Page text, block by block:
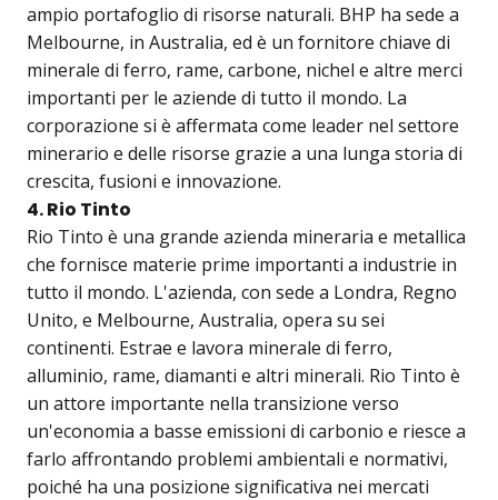
ampio portafoglio di risorse naturali. BHP ha sede a
Melbourne, in Australia, ed è un fornitore chiave di
minerale di ferro, rame, carbone, nichel e altre merci
importanti per le aziende di tutto il mondo. La
corporazione si è affermata come leader nel settore
minerario e delle risorse grazie a una lunga storia di
crescita, fusioni e innovazione.
4. Rio Tinto
Rio Tinto è una grande azienda mineraria e metallica
che fornisce materie prime importanti a industrie in
tutto il mondo. L'azienda, con sede a Londra, Regno
Unito, e Melbourne, Australia, opera su sei
continenti. Estrae e lavora minerale di ferro,
alluminio, rame, diamanti e altri minerali. Rio Tinto è
un attore importante nella transizione verso
un'economia a basse emissioni di carbonio e riesce a
farlo affrontando problemi ambientali e normativi,
poiché ha una posizione significativa nei mercati